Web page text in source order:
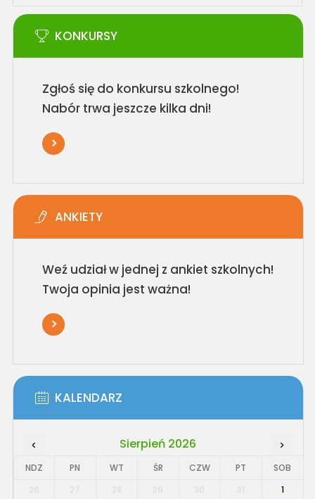
KONKURSY
Zgłoś się do konkursu szkolnego!
Nabór trwa jeszcze kilka dni!
ANKIETY
Weź udział w jednej z ankiet szkolnych!
Twoja opinia jest ważna!
KALENDARZ
‹ Sierpień 2026 ›
NDZ PN WT ŚR CZW PT
SOB
1